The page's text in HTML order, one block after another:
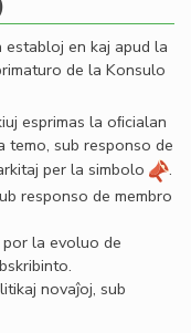
en kaj apud la
de la Konsulo
esprimas la oﬁcialan
temo, sub responso de
per la simbolo
.
responso de membro
la evoluo de
novaĵoj, sub